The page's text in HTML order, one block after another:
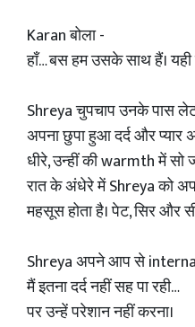
Karan बोला -
हाँ… बस हम उसके साथ हैं। यही
Shreya चुपचाप उनके पास
अपना छुपा हुआ दर्द और
धीरे, उन्हीं की warmth में सो
रात के अंधेरे में Shreya को
महसूस होता है। पेट, सिर और
Shreya अपने आप से
मैं इतना दर्द नहीं सह पा रही…
पर उन्हें परेशान नहीं करना।